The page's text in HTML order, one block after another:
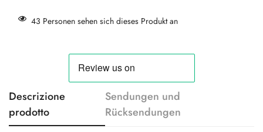
43 Personen sehen sich dieses Produkt an
Descrizione
prodotto
Sendungen und
Rücksendungen